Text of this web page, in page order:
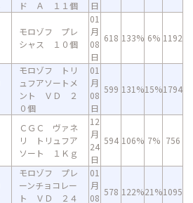
ド Ａ １１個
日
モロゾフ プレ
シャス １０個
01
月
08
日
618 133% 6% 1192
モロゾフ トリ
ュフアソートメ
ント ＶＤ ２
０個
01
月
08
日
599 131%15%1794
ＣＧＣ ヴァネ
リ トリュフア
ソート １Ｋｇ
12
月
24
日
594 106% 7% 756
モロゾフ プレ
ーンチョコレー
ト ＶＤ ２４
01
月
08
578 122%21%1095